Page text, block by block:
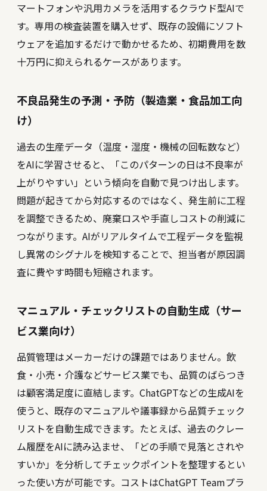
マートフォンや汎用カメラを活用するクラウド型AIで
す。専用の検査装置を購入せず、既存の設備にソフト
ウェアを追加するだけで動かせるため、初期費用を数
十万円に抑えられるケースがあります。
不良品発生の予測・予防（製造業・食品加工向
け）
過去の生産データ（温度・湿度・機械の回転数など）
をAIに学習させると、「このパターンの日は不良率が
上がりやすい」という傾向を自動で見つけ出します。
問題が起きてから対応するのではなく、発生前に工程
を調整できるため、廃棄ロスや手直しコストの削減に
つながります。AIがリアルタイムで工程データを監視
し異常のシグナルを検知することで、担当者が原因調
査に費やす時間も短縮されます。
マニュアル・チェックリストの自動生成（サー
ビス業向け）
品質管理はメーカーだけの課題ではありません。飲
食・小売・介護などサービス業でも、品質のばらつき
は顧客満足度に直結します。ChatGPTなどの生成AIを
使うと、既存のマニュアルや議事録から品質チェック
リストを自動生成できます。たとえば、過去のクレー
ム履歴をAIに読み込ませ、「どの手順で見落とされや
すいか」を分析してチェックポイントを整理するとい
った使い方が可能です。コストはChatGPT Teamプラ